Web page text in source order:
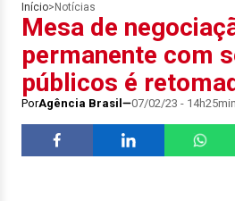
Início> Notícias
Mesa de
permanente com
públicos é
PorAgência Brasil 07/02/23 - 14h25min